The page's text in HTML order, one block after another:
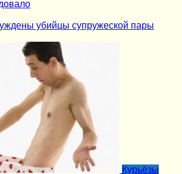
убийцы супружеской пары
Курьёзы